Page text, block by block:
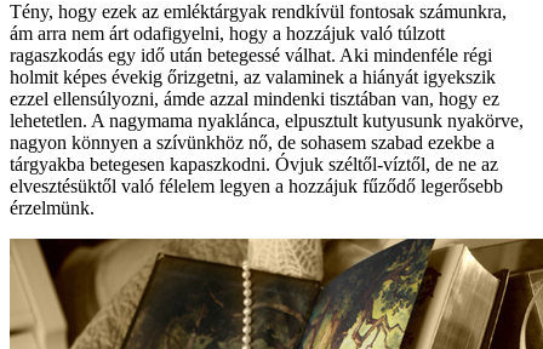
Tény, hogy ezek az emléktárgyak rendkívül fontosak számunkra,
ám arra nem árt odafigyelni, hogy a hozzájuk való túlzott
ragaszkodás egy idő után betegessé válhat. Aki mindenféle régi
holmit képes évekig őrizgetni, az valaminek a hiányát igyekszik
ezzel ellensúlyozni, ámde azzal mindenki tisztában van, hogy ez
lehetetlen. A nagymama nyaklánca, elpusztult kutyusunk nyakörve,
nagyon könnyen a szívünkhöz nő, de sohasem szabad ezekbe a
tárgyakba betegesen kapaszkodni. Óvjuk széltől-víztől, de ne az
elvesztésüktől való félelem legyen a hozzájuk fűződő legerősebb
érzelmünk.